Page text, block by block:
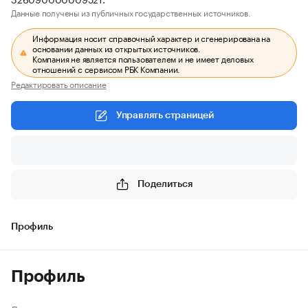
Данные получены из публичных государственных источников.
Информация носит справочный характер и сгенерирована на
основании данных из открытых источников.
Компания не является пользователем и не имеет деловых
отношений с сервисом РБК Компании.
Редактировать описание
Управлять страницей
Поделиться
Профиль
Профиль